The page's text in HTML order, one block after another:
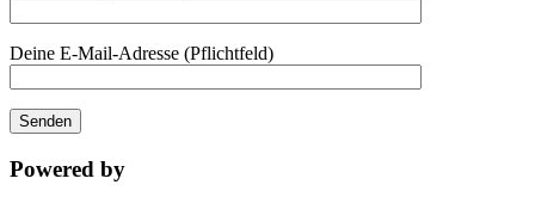
Deine E-Mail-Adresse (Pflichtfeld)
Powered by